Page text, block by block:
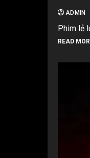
ADMIN
Phim lẻ
READ